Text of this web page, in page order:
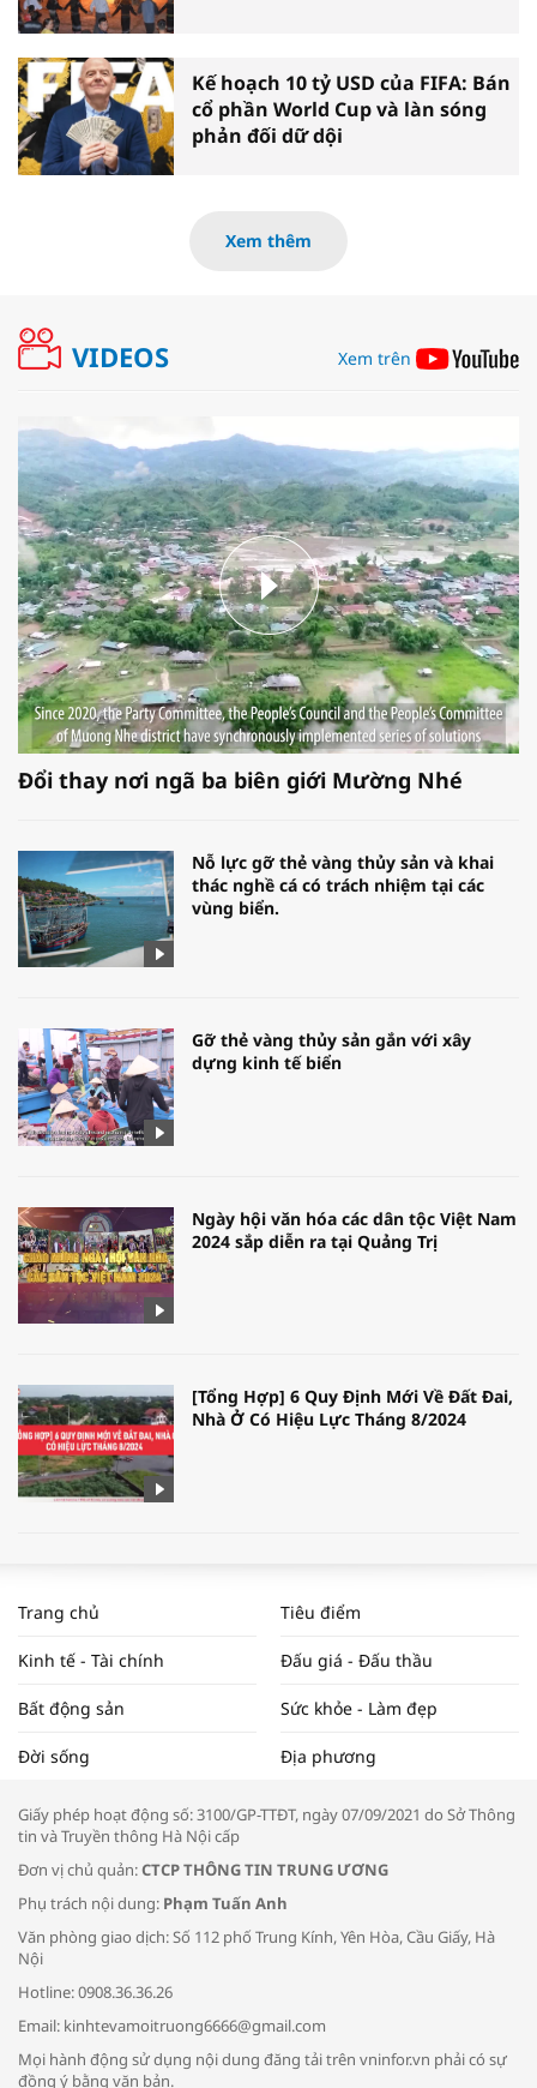
Kế hoạch 10 tỷ USD của FIFA: Bán
cổ phần World Cup và làn sóng
phản đối dữ dội
Xem thêm
VIDEOS Xem trên
Đổi thay nơi ngã ba biên giới Mường Nhé
Nỗ lực gỡ thẻ vàng thủy sản và khai
thác nghề cá có trách nhiệm tại các
vùng biển.
Gỡ thẻ vàng thủy sản gắn với xây
dựng kinh tế biển
Ngày hội văn hóa các dân tộc Việt Nam
2024 sắp diễn ra tại Quảng Trị
[Tổng Hợp] 6 Quy Định Mới Về Đất Đai,
Nhà Ở Có Hiệu Lực Tháng 8/2024
NAM NĂM 2024 VÀ NĂM 2025 | NHỊP
ĐẬP THỊ TRƯỜNG #62
Tọa đàm “Xúc tiến thương mại: Khơi
Bác sĩ tư vấn cách phòng tránh bệnh
đường hô hấp trong thời tiết giao mùa
Trang chủ Tiêu điểm
Kinh tế - Tài chính Đấu giá - Đấu thầu
Bất động sản Sức khỏe - Làm đẹp
Đời sống Địa phương
Giấy phép hoạt động số: 3100/GP-TTĐT, ngày 07/09/2021 do Sở Thông
tin và Truyền thông Hà Nội cấp
Đơn vị chủ quản:CTCP THÔNG TIN TRUNG ƯƠNG
Phụ trách nội dung: Phạm Tuấn Anh
Văn phòng giao dịch: Số 112 phố Trung Kính, Yên Hòa, Cầu Giấy, Hà
Nội
Hotline: 0908.36.36.26
Email: kinhtevamoitruong6666@gmail.com
Mọi hành động sử dụng nội dung đăng tải trên vninfor.vn phải có sự
đồng ý bằng văn bản.